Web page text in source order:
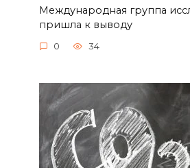
Международная группа
пришла к выводу
0 34